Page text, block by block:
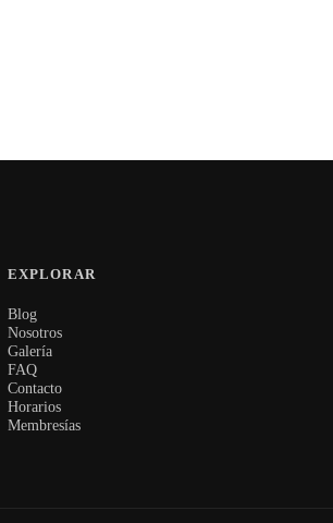
EXPLORAR
Blog
Nosotros
Galería
FAQ
Contacto
Horarios
Membresías